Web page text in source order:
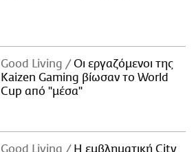
Good Living
Οι εργαζόμενοι της
Kaizen Gaming βίωσαν το World
Cup από "μέσα"
Good Living
Η εμβληματική City